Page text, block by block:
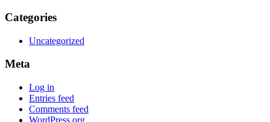
Categories
Uncategorized
Meta
Log in
Entries feed
Comments feed